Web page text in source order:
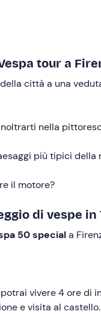
tour a
città a una
nella
più tipici
il motore?
di vespe in
50 speciala
potrai vivere 4 ore di
e visita al